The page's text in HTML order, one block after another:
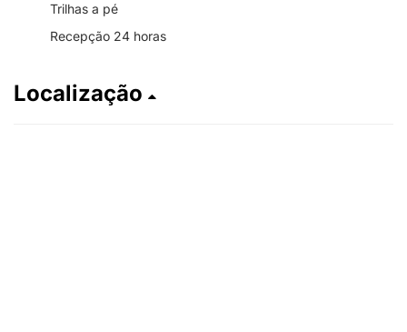
Trilhas a pé
Recepção 24 horas
Localização